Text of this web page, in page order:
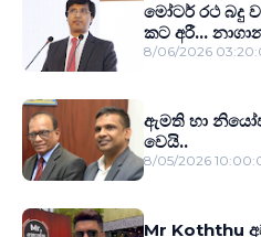
මෝටර් රථ බදු
කට අරී...
8/06/2026
ඇමති හා
වෙයි..
8/05/2026
Mr Koththu